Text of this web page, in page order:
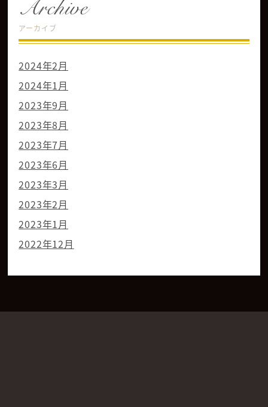
Archive
アーカイブ
2024年2月
2024年1月
2023年9月
2023年8月
2023年7月
2023年6月
2023年3月
2023年2月
2023年1月
2022年12月